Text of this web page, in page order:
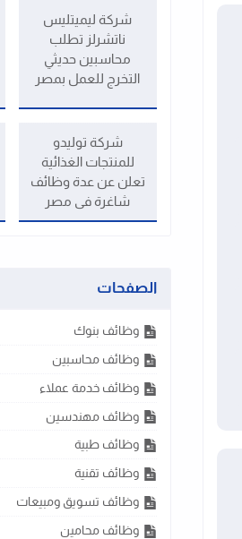
شركة ليميتليس
ناتشرلز تطلب
محاسبين حديثي
التخرج للعمل بمصر
شركة توليدو
للمنتجات الغذائية
تعلن عن عدة وظائف
شاغرة فى مصر
الصفحات
وظائف بنوك
وظائف محاسبين
وظائف خدمة عملاء
وظائف مهندسين
وظائف طبية
وظائف تقنية
وظائف تسويق ومبيعات
وظائف محامين